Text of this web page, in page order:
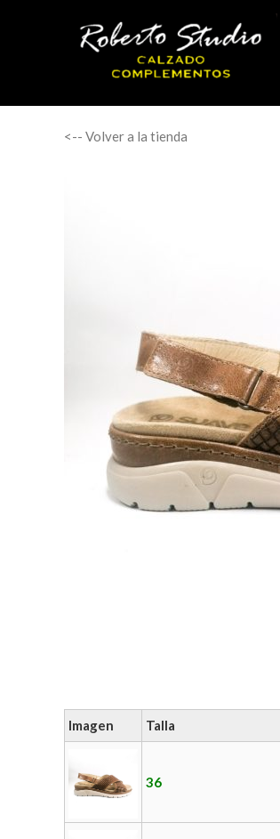
<-- Volver a la tienda
Imagen Talla
36